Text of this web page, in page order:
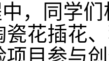
，同学
瓷花插花